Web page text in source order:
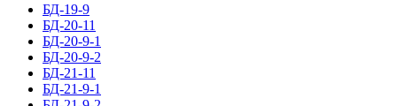
БД-19-9
БД-20-11
БД-20-9-1
БД-20-9-2
БД-21-11
БД-21-9-1